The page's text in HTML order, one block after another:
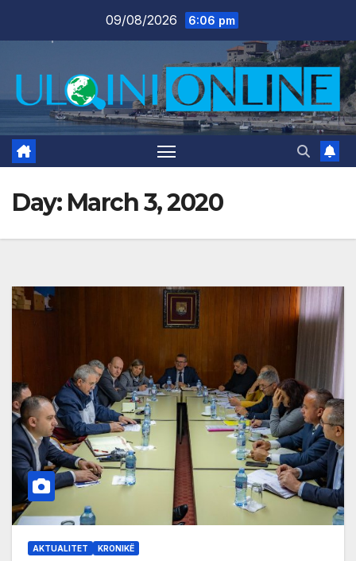
09/08/2026 6:06 pm
Day: March 3, 2020
AKTUALITET KRONIKË